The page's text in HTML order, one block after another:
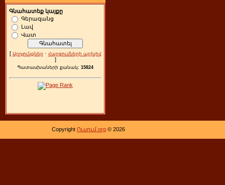
Գնահատեք կայքը
Գերազանց
Լավ
Վատ
[ Արդյունքներ · Հարցումների արխիվ
]
Պատասխաների քանակ: 15824
Copyright Ուսում.org © 2026